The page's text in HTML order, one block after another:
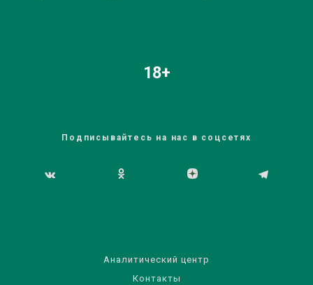
18+
Подписывайтесь на нас в соцсетях
Аналитический центр
Контакты